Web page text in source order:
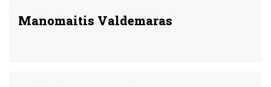
Manomaitis Valdemaras